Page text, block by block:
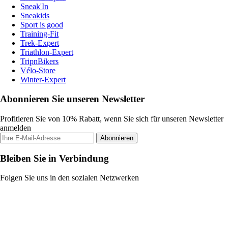
Sneak'In
Sneakids
Sport is good
Training-Fit
Trek-Expert
Triathlon-Expert
TripnBikers
Vélo-Store
Winter-Expert
Abonnieren Sie unseren Newsletter
Profitieren Sie von 10% Rabatt, wenn Sie sich für unseren Newsletter
anmelden
Abonnieren
Bleiben Sie in Verbindung
Folgen Sie uns in den sozialen Netzwerken